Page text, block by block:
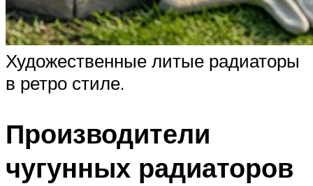
Художественные литые радиаторы
в ретро стиле.
Производители
чугунных радиаторов